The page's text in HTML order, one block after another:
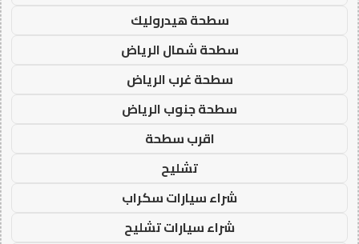
سطحة هيدروليك
سطحة شمال الرياض
سطحة غرب الرياض
سطحة جنوب الرياض
اقرب سطحة
تشليح
شراء سيارات سكراب
شراء سيارات تشليح